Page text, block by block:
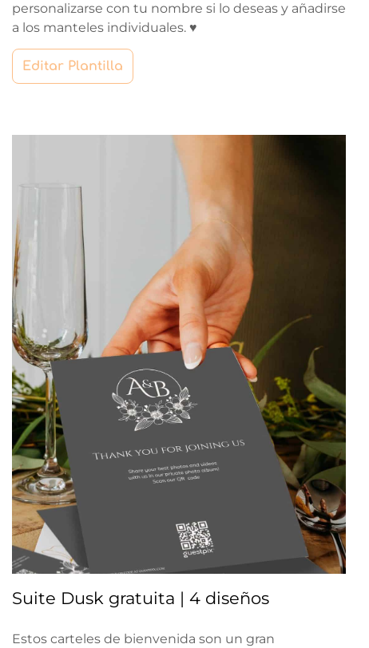
personalizarse con tu nombre si lo deseas y añadirse
a los manteles individuales. ♥
Editar Plantilla
Suite Dusk gratuita | 4 diseños
Estos carteles de bienvenida son un gran